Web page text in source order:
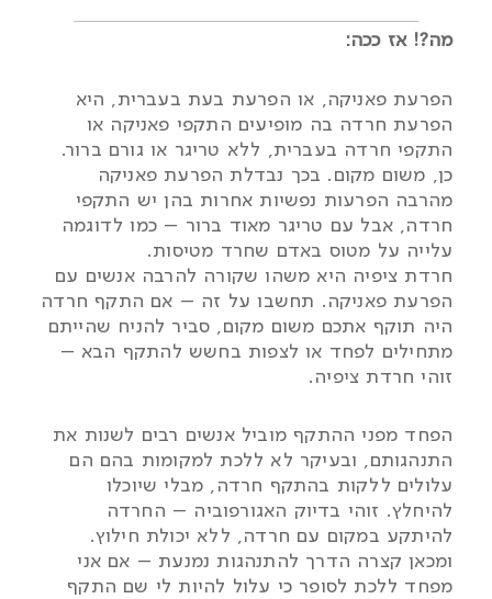
מה?! אז ככה:
הפרעת פאניקה, או הפרעת בעת בעברית, היא
הפרעת חרדה בה מופיעים התקפי פאניקה או
התקפי חרדה בעברית, ללא טריגר או גורם ברור.
כן, משום מקום. בכך נבדלת הפרעת פאניקה
מהרבה הפרעות נפשיות אחרות בהן יש התקפי
חרדה, אבל עם טריגר מאוד ברור – כמו לדוגמה
עלייה על מטוס באדם שחרד מטיסות.
חרדת ציפיה היא משהו שקורה להרבה אנשים עם
הפרעת פאניקה. תחשבו על זה – אם התקף חרדה
היה תוקף אתכם משום מקום, סביר להניח שהייתם
מתחילים לפחד או לצפות בחשש להתקף הבא –
זוהי חרדת ציפיה.
הפחד מפני ההתקף מוביל אנשים רבים לשנות את
התנהגותם, ובעיקר לא ללכת למקומות בהם הם
עלולים ללקות בהתקף חרדה, מבלי שיוכלו
להיחלץ. זוהי בדיוק האגורפוביה – החרדה
להיתקע במקום עם חרדה, ללא יכולת חילוץ.
ומכאן קצרה הדרך להתנהגות נמנעת – אם אני
מפחד ללכת לסופר כי עלול להיות לי שם התקף